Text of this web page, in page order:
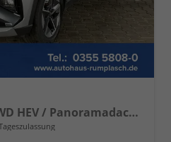
E-Motion 1.6 T-GDi 2WD HEV / Panoramadach ACC LED Sitz + Lenkradheizung Navi PDC V&H Kamera Alu 18"